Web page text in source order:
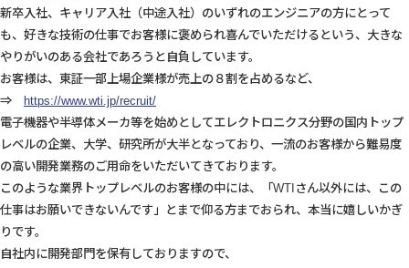
新卒入社、キャリア入社（中途入社）のいずれのエンジニアの方にとって
も、好きな技術の仕事でお客様に褒められ喜んでいただけるという、大きな
やりがいのある会社であろうと自負しています。
お客様は、東証一部上場企業様が売上の８割を占めるなど、
⇒
https://www.wti.jp/recruit/
電子機器や半導体メーカ等を始めとしてエレクトロニクス分野の国内トップ
レベルの企業、大学、研究所が大半となっており、一流のお客様から難易度
の高い開発業務のご用命をいただいてきております。
このような業界トップレベルのお客様の中には、「WTIさん以外には、この
仕事はお願いできないんです」とまで仰る方までおられ、本当に嬉しいかぎ
りです。
自社内に開発部門を保有しておりますので、